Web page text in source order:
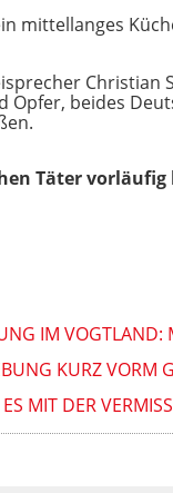
mittellanges
Christian
Opfer, beides
Täter
IM VOGTLAND:
KURZ
MIT DER